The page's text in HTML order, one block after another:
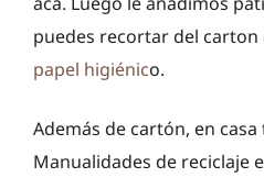
puedes recortar del
papel higiénico.
Además de cartón, en
Manualidades de reciclaje